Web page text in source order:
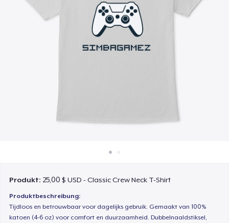
Überall verkaufen
Etwas verkaufen
Produkt: 25,00 $ USD - Classic Crew Neck T-Shirt
Produktbeschreibung:
Tijdloos en betrouwbaar voor dagelijks gebruik. Gemaakt van 100%
katoen (4-6 oz) voor comfort en duurzaamheid. Dubbelnaaldstiksel,